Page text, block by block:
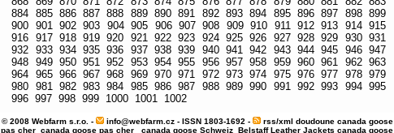
884 885 886 887 888 889 890 891 892 893 894 895 896 897 898 899
900 901 902 903 904 905 906 907 908 909 910 911 912 913 914 915
916 917 918 919 920 921 922 923 924 925 926 927 928 929 930 931
932 933 934 935 936 937 938 939 940 941 942 943 944 945 946 947
948 949 950 951 952 953 954 955 956 957 958 959 960 961 962 963
964 965 966 967 968 969 970 971 972 973 974 975 976 977 978 979
980 981 982 983 984 985 986 987 988 989 990 991 992 993 994 995
996 997 998 999 1000 1001 1002
© 2008 Webfarm s.r.o. - info@webfarm.cz- ISSN 1803-1692 - rss/xml doudoune canada goose
pas cher canada goose pas cher canada goose Schweiz Belstaff Leather Jackets canada goose